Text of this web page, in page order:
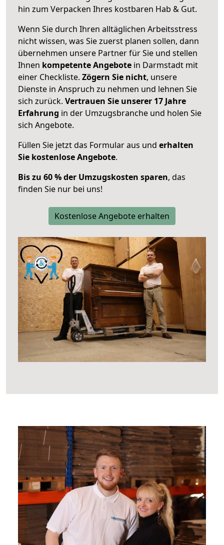
hin zum Verpacken Ihres kostbaren Hab & Gut.
Wenn Sie durch Ihren alltäglichen Arbeitsstress
nicht wissen, was Sie zuerst planen sollen, dann
übernehmen unsere Partner für Sie und stellen
Ihnen kompetente Angebote in Darmstadt mit
einer Checkliste. Zögern Sie nicht, unsere
Dienste in Anspruch zu nehmen und lehnen Sie
sich zurück. Vertrauen Sie unserer 17 Jahre
Erfahrung in der Umzugsbranche und holen Sie
sich Angebote.
Füllen Sie jetzt das Formular aus und erhalten
Sie kostenlose Angebote.
Bis zu 60 % der Umzugskosten sparen, das
finden Sie nur bei uns!
Kostenlose Angebote erhalten